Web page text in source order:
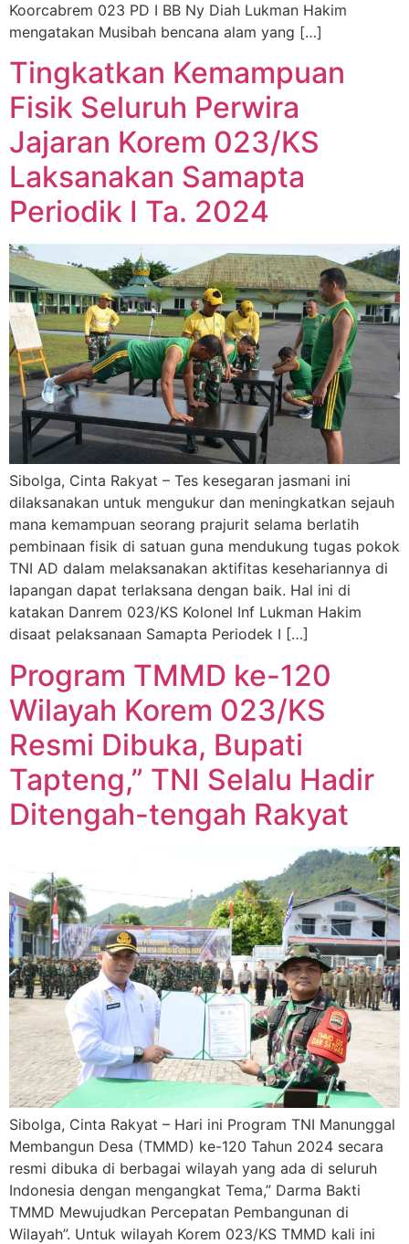
Koorcabrem 023 PD I BB Ny Diah Lukman Hakim
mengatakan Musibah bencana alam yang […]
Tingkatkan Kemampuan
Fisik Seluruh Perwira
Jajaran Korem 023/KS
Laksanakan Samapta
Periodik I Ta. 2024
Sibolga, Cinta Rakyat – Tes kesegaran jasmani ini
dilaksanakan untuk mengukur dan meningkatkan sejauh
mana kemampuan seorang prajurit selama berlatih
pembinaan fisik di satuan guna mendukung tugas pokok
TNI AD dalam melaksanakan aktifitas kesehariannya di
lapangan dapat terlaksana dengan baik. Hal ini di
katakan Danrem 023/KS Kolonel Inf Lukman Hakim
disaat pelaksanaan Samapta Periodek I […]
Program TMMD ke-120
Wilayah Korem 023/KS
Resmi Dibuka, Bupati
Tapteng,” TNI Selalu Hadir
Ditengah-tengah Rakyat
Sibolga, Cinta Rakyat – Hari ini Program TNI Manunggal
Membangun Desa (TMMD) ke-120 Tahun 2024 secara
resmi dibuka di berbagai wilayah yang ada di seluruh
Indonesia dengan mengangkat Tema,” Darma Bakti
TMMD Mewujudkan Percepatan Pembangunan di
Wilayah”. Untuk wilayah Korem 023/KS TMMD kali ini